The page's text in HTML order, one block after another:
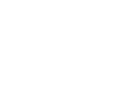
dei vostri sensi.